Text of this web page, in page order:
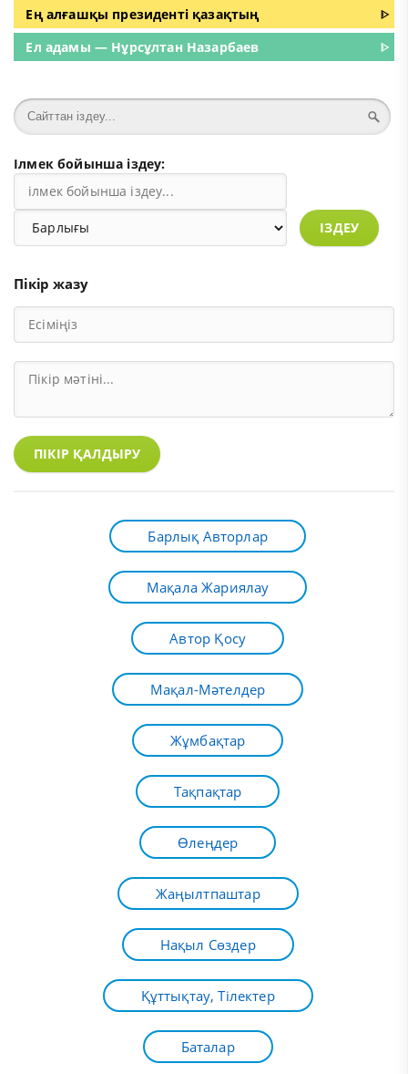
Ең алғашқы президенті қазақтың
ᐈ
Ел адамы — Нұрсұлтан Назарбаев
ᐈ
Ілмек бойынша іздеу:
ІЗДЕУ
Пікір жазу
ПІКІР ҚАЛДЫРУ
Барлық Авторлар
Мақала Жариялау
Автор Қосу
Мақал-Мәтелдер
Жұмбақтар
Тақпақтар
Өлеңдер
Жаңылтпаштар
Нақыл Сөздер
Құттықтау, Тілектер
Баталар